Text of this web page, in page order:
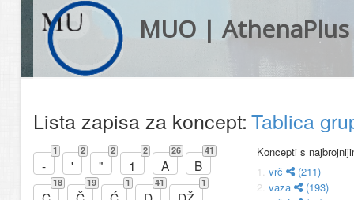
MUO | AthenaPlus
Lista zapisa za koncept:Tablica
-
1
'
2
"
2
1
2
A
26
B
41
18 19 1 41 1
Koncepti s
1. vrč
(211)
2. vaza
(193)